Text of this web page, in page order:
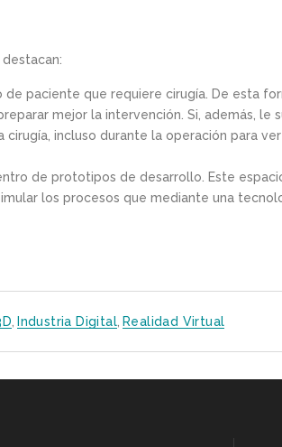
paciente que requiere cirugía. De esta
mejor la intervención. Si, además, le
incluso durante la operación para
de prototipos de desarrollo. Este
los procesos que mediante una
, Industria Digital, Realidad Virtual